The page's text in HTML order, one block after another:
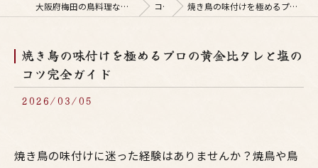
大阪府梅田の鳥料理なら釜焼鳥本舗おやひなや 梅田店 コラム 焼き鳥の味付けを極めるプロの黄金比タレと塩のコツ完全ガイド
焼き鳥の味付けを極めるプロの黄金比タレと塩の
コツ完全ガイド
2026/03/05
焼き鳥の味付けに迷った経験はありませんか？焼鳥や鳥